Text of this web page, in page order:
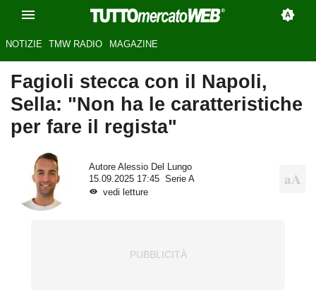
NOTIZIE TMW RADIO MAGAZINE
Fagioli stecca con il Napoli,
Sella: "Non ha le caratteristiche
per fare il regista"
Autore Alessio Del Lungo
15.09.2025 17:45
Serie A
vedi letture